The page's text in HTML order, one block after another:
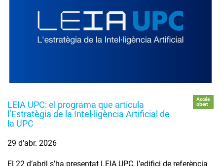
LEIA UPC: el programa que articula
l’Estratègia de la Intel·ligència Artificial de
la UPC
Accés
obert
29 d’abr. 2026
El 22 d’abril s’ha presentat LEIA UPC, l’edifici de referència